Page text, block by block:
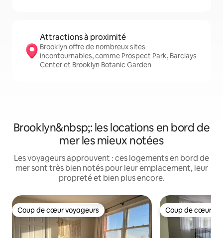
Attractions à proximité
Brooklyn offre de nombreux sites
incontournables, comme Prospect Park, Barclays
Center et Brooklyn Botanic Garden
Brooklyn&nbsp;: les locations en bord de
mer les mieux notées
Les voyageurs approuvent : ces logements en bord de
mer sont très bien notés pour leur emplacement, leur
propreté et bien plus encore.
Coup de cœur voyageurs
Coup de cœur voyageurs Coup de cœur
Coup de cœur